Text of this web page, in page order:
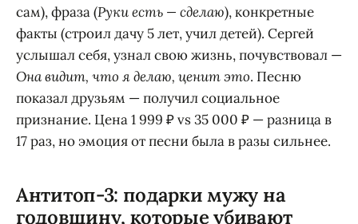
сам), фраза (Руки есть — сделаю), конкретные
факты (строил дачу 5 лет, учил детей). Сергей
услышал себя, узнал свою жизнь, почувствовал —
Она видит, что я делаю, ценит это. Песню
показал друзьям — получил социальное
признание. Цена 1 999 ₽ vs 35 000 ₽ — разница в
17 раз, но эмоция от песни была в разы сильнее.
Антитоп-3: подарки мужу на
годовщину, которые убивают